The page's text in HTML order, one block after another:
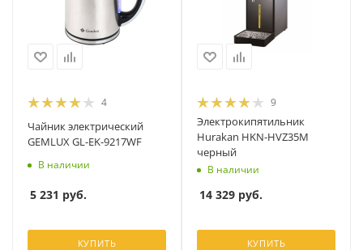
4
Чайник электрический
GEMLUX GL-EK-9217WF
В наличии
5 231 руб.
КУПИТЬ
9
Электрокипятильник
Hurakan HKN-HVZ35M
черный
В наличии
14 329 руб.
КУПИТЬ